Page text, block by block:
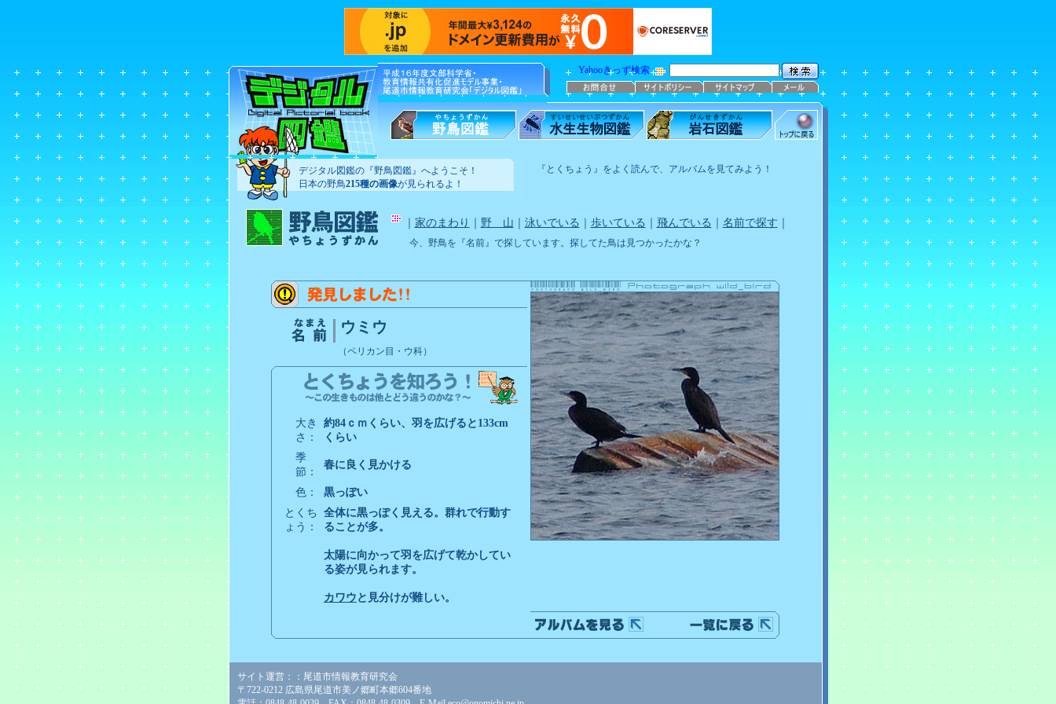
Yahooきっず検索
デジタル図鑑の『野鳥図鑑』へようこそ！
日本の野鳥215種の画像が見られるよ！
『とくちょう』をよく読んで、アルバムを見てみよう！
家のまわり 野 山 泳いでいる 歩いている 飛んでいる 名前で探す
今、野鳥を『名前』で探しています。探してた鳥は見つかったかな？
ウミウ
（ペリカン目・ウ科）
大き
さ：
約84ｃｍくらい、羽を広げると133cm
くらい
季
節：
春に良く見かける
色：
黒っぽい
とくち
ょう：
全体に黒っぽく見える。群れで行動す
ることが多。
太陽に向かって羽を広げて乾かしてい
る姿が見られます。
カワウ と見分けが難しい。
サイト運営：：尾道市情報教育研究会
〒722-0212 広島県尾道市美ノ郷町本郷604番地